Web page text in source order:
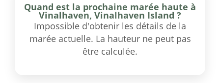
Quand est la prochaine marée haute à
Vinalhaven, Vinalhaven Island ?
Impossible d'obtenir les détails de la
marée actuelle. La hauteur ne peut pas
être calculée.